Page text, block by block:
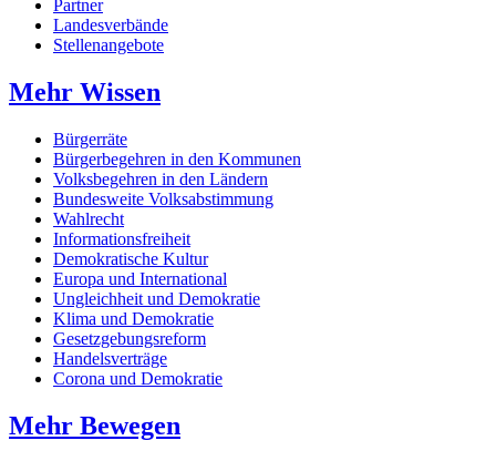
Partner
Landesverbände
Stellenangebote
Mehr Wissen
Bürgerräte
Bürgerbegehren in den Kommunen
Volksbegehren in den Ländern
Bundesweite Volksabstimmung
Wahlrecht
Informationsfreiheit
Demokratische Kultur
Europa und International
Ungleichheit und Demokratie
Klima und Demokratie
Gesetzgebungsreform
Handelsverträge
Corona und Demokratie
Mehr Bewegen